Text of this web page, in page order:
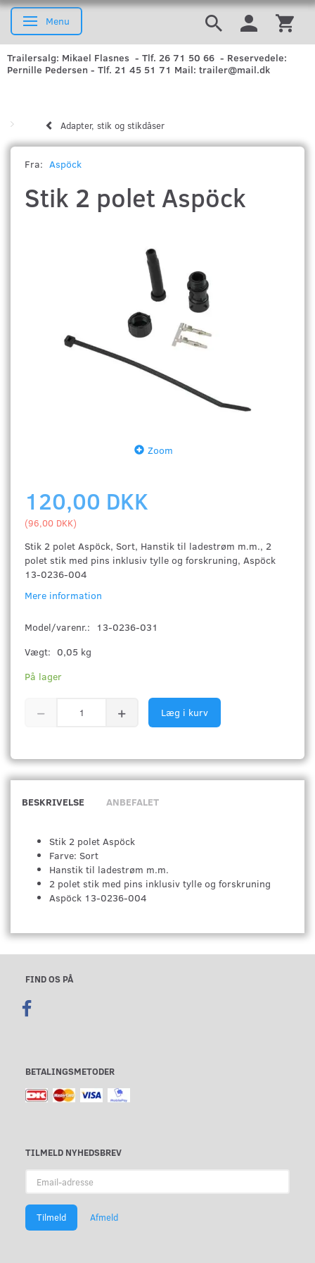
Skifte navigation
Menu
Trailersalg: Mikael Flasnes - Tlf. 26 71 50 66 - Reservedele:
Pernille Pedersen - Tlf. 21 45 51 71 Mail: trailer@mail.dk
Adapter, stik og stikdåser
Fra: Aspöck
Stik 2 polet Aspöck
Zoom
120,00 DKK
(96,00 DKK)
Stik 2 polet Aspöck, Sort, Hanstik til ladestrøm m.m., 2
polet stik med pins inklusiv tylle og forskruning, Aspöck
13-0236-004
Mere information
Model/varenr.:
13-0236-031
Vægt: 0,05 kg
På lager
Læg i kurv
BESKRIVELSE ANBEFALET
Stik 2 polet Aspöck
Farve: Sort
Hanstik til ladestrøm m.m.
2 polet stik med pins inklusiv tylle og forskruning
Aspöck 13-0236-004
FIND OS PÅ
BETALINGSMETODER
TILMELD NYHEDSBREV
adresse
Tilmeld Afmeld